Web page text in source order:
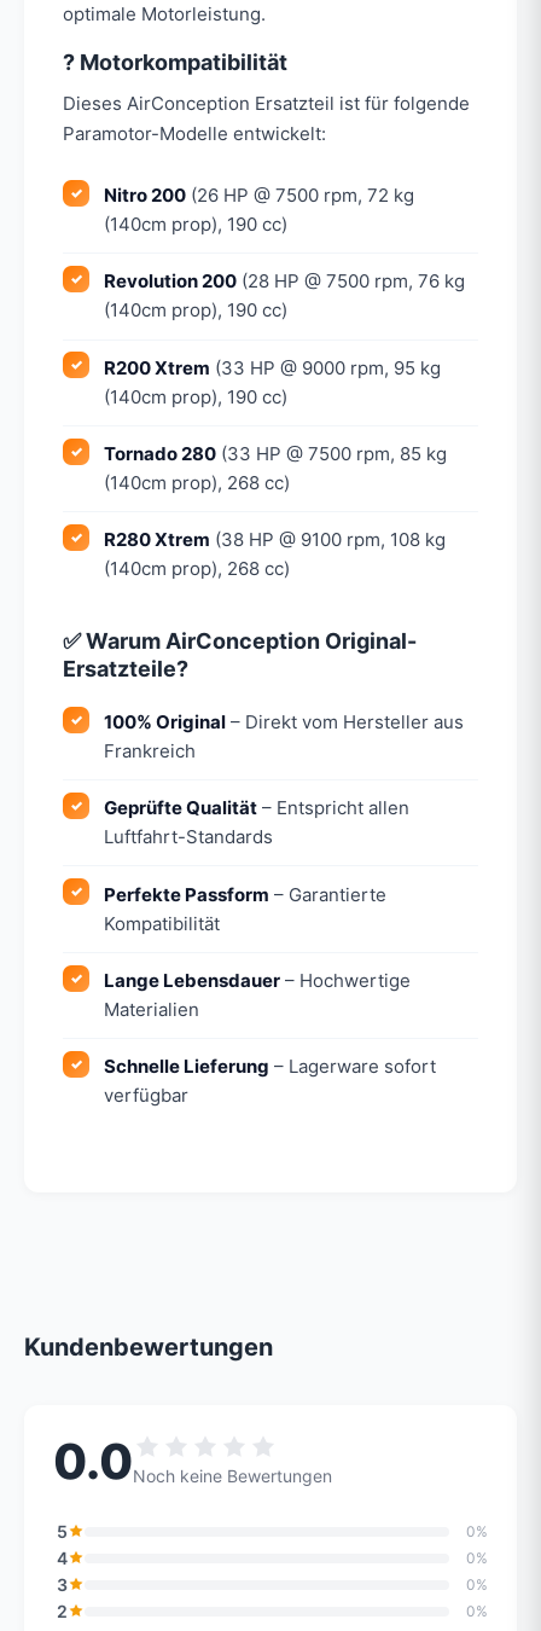
optimale Motorleistung.
? Motorkompatibilität
Dieses AirConception Ersatzteil ist für folgende
Paramotor-Modelle entwickelt:
Nitro 200 (26 HP @ 7500 rpm, 72 kg
(140cm prop), 190 cc)
Revolution 200 (28 HP @ 7500 rpm, 76 kg
(140cm prop), 190 cc)
R200 Xtrem (33 HP @ 9000 rpm, 95 kg
(140cm prop), 190 cc)
Tornado 280 (33 HP @ 7500 rpm, 85 kg
(140cm prop), 268 cc)
R280 Xtrem (38 HP @ 9100 rpm, 108 kg
(140cm prop), 268 cc)
✅ Warum AirConception Original-
Ersatzteile?
100% Original – Direkt vom Hersteller aus
Frankreich
Geprüfte Qualität – Entspricht allen
Luftfahrt-Standards
Perfekte Passform – Garantierte
Kompatibilität
Lange Lebensdauer – Hochwertige
Materialien
Schnelle Lieferung – Lagerware sofort
verfügbar
Kundenbewertungen
0.0Noch keine Bewertungen
5 0%
4 0%
3 0%
2 0%